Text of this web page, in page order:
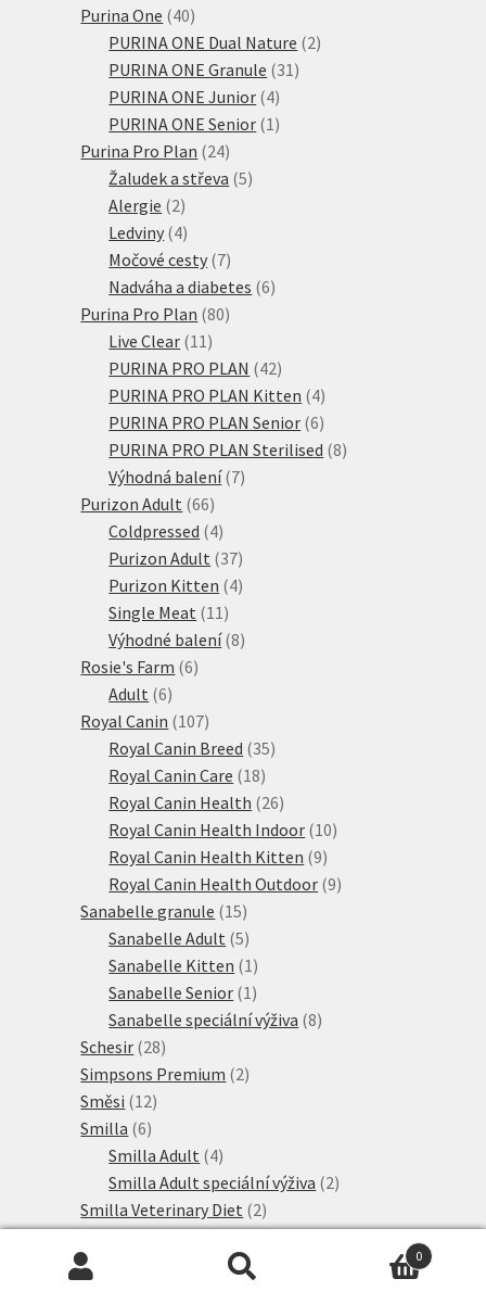
produkty
Purina One 4040
produktů
PURINA ONE Dual Nature 22
PURINA ONE Granule 31 31
PURINA ONE Junior 44
produkty
PURINA ONE Senior 1 1
Purina Pro Plan 2424
produktů
Žaludek a střeva 55
Alergie 22
produkty
Ledviny 44
produkty
Močové cesty 77
produktů
Nadváha a diabetes 66
Purina Pro Plan 8080
Live Clear 11 11
produktů
PURINA PRO PLAN 4242
produktů
PURINA PRO PLAN Kitten 44
produkty
PURINA PRO PLAN Senior 66
produktů
PURINA PRO PLAN Sterilised 88
Výhodná balení 77
Purizon Adult 6666
produktů
Coldpressed 44
produkty
Purizon Adult 3737
produktů
Purizon Kitten 44
Single Meat 11 11
produktů
Výhodné balení 88
Rosie's Farm 66
Adult 66
produktů
Royal Canin 107107
produktů
Royal Canin Breed 3535
Royal Canin Care 1818
produktů
Royal Canin Health 2626
produktů
Royal Canin Health Indoor 1010
Royal Canin Health Kitten 99
produktů
Royal Canin Health Outdoor 99
Sanabelle granule 1515
produktů
Sanabelle Adult 55
produktů
Sanabelle Kitten 1 1
produkt
Sanabelle Senior 1 1
produkt
Sanabelle speciální výživa 88
Schesir 2828
produktů
Simpsons Premium 22
Směsi 1212
Smilla 66
produktů
Smilla Adult 44
produkty
Smilla Adult speciální výživa 22
Smilla Veterinary Diet 22
produkty
SPECIFIC 2121
produktů
Taste of the Wild 1515
0